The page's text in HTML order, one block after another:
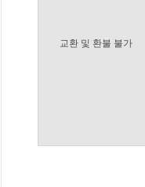
교환 및 환불 불가